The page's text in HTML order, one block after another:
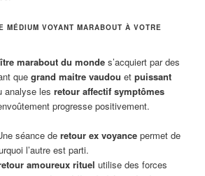
MÉDIUM VOYANT MARABOUT À VOTRE
marabout du monde s’acquiert par des
quegrand maitre vaudou etpuissant
analyse lesretour affectif symptômes
progresse positivement.
séance de retour ex voyancepermet de
l’autre est parti.
amoureux rituel utilise des forces